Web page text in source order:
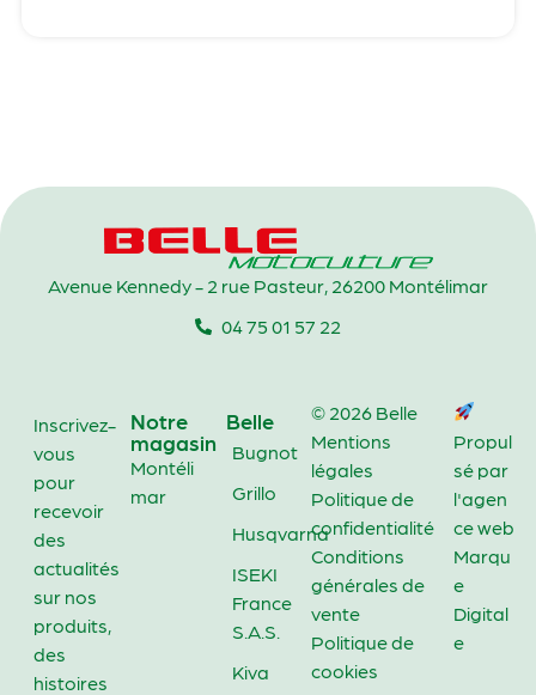
Avenue Kennedy - 2 rue Pasteur, 26200 Montélimar
04 75 01 57 22
Inscrivez-
vous
pour
recevoir
des
actualités
sur nos
produits,
des
histoires
Notre
magasin
Montéli
mar
Belle
Bugnot
Grillo
Husqvarna
ISEKI
France
S.A.S.
Kiva
© 2026 Belle
Mentions
légales
Politique de
confidentialité
Conditions
générales de
vente
Politique de
cookies
Propul
sé par
l'agen
ce web
Marqu
e
Digital
e